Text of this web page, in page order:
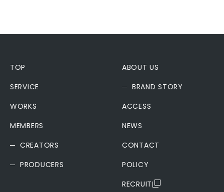
TOP
SERVICE
WORKS
MEMBERS
CREATORS
PRODUCERS
ABOUT US
BRAND STORY
ACCESS
NEWS
CONTACT
POLICY
RECRUIT